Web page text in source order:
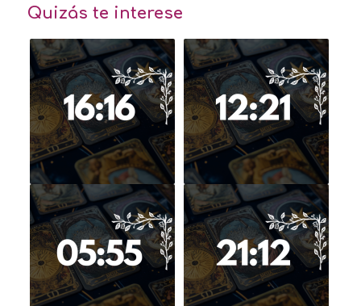
Quizás te interese